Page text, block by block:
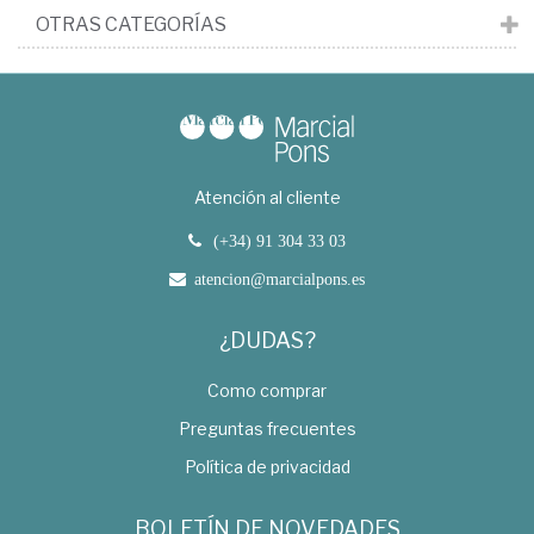
OTRAS CATEGORÍAS
Atención al cliente
(+34) 91 304 33 03
atencion@marcialpons.es
¿DUDAS?
Como comprar
Preguntas frecuentes
Política de privacidad
BOLETÍN DE NOVEDADES